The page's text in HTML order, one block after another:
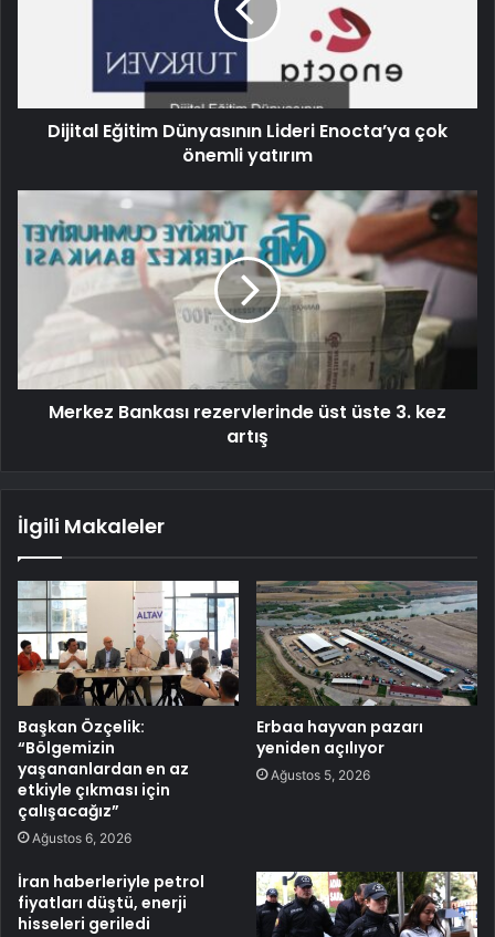
Dijital Eğitim Dünyasının Lideri Enocta’ya çok
önemli yatırım
Merkez Bankası rezervlerinde üst üste 3. kez
artış
İlgili Makaleler
Başkan Özçelik:
“Bölgemizin
yaşananlardan en az
etkiyle çıkması için
çalışacağız”
Ağustos 6, 2026
Erbaa hayvan pazarı
yeniden açılıyor
Ağustos 5, 2026
İran haberleriyle petrol
fiyatları düştü, enerji
hisseleri geriledi